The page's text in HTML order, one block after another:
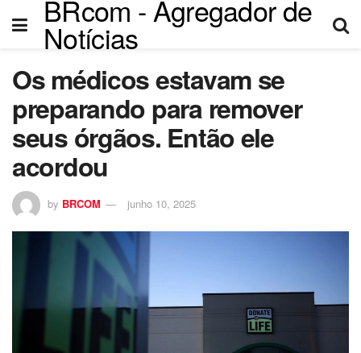
BRcom - Agregador de
Notícias
Os médicos estavam se
preparando para remover
seus órgãos. Então ele
acordou
by BRCOM junho 10, 2025